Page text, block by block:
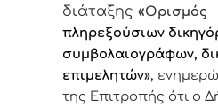
διάταξης «Ορισμός
πληρεξούσιων
συμβολαιογράφων,
επιμελητών»,
της Επιτροπής ότι ο